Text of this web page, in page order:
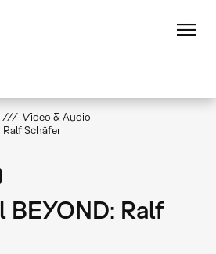
Video & Audio
Ralf Schäfer
Ralf